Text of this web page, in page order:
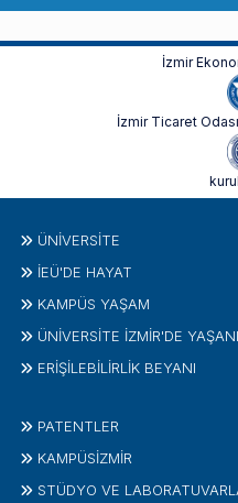
İzmir
İzmir Ticaret
ÜNIVERSITE
İEÜ'DE HAYAT
KAMPÜS YAŞAM
ÜNİVERSİTE İZMİR'DE
ERİŞİLEBİLİRLİK BEYANI
PATENTLER
KAMPÜSİZMIR
STÜDYO VE